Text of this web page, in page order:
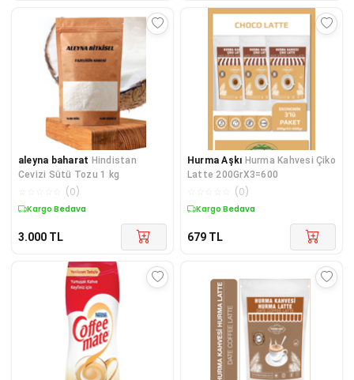
aleyna baharat Hindistan
Cevizi Sütü Tozu 1 kg
(0)
Kargo Bedava
3.000 TL
Hurma Aşkı Hurma Kahvesi Çiko
Latte 200GrX3=600
(0)
Kargo Bedava
679 TL